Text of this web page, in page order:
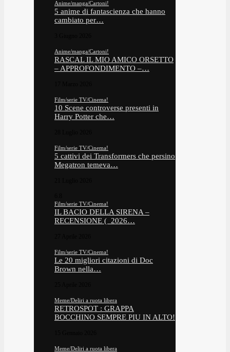
Anime/manga/Cartoni!
5 anime di fantascienza che hanno
cambiato per…
Anime/manga/Cartoni!
RASCAL IL MIO AMICO ORSETTO
– APPROFONDIMENTO –…
Film/serie TV/Cinema!
10 Scene controverse presenti in
Harry Potter che…
Film/serie TV/Cinema!
5 cattivi dei Transformers che persino
Megatron temeva…
Film/serie TV/Cinema!
IL BACIO DELLA SIRENA –
RECENSIONE ( 2026…
Film/serie TV/Cinema!
Le 20 migliori citazioni di Doc
Brown nella…
Meme/Deliri a ruota libera
RETROSPOT : GRAPPA
BOCCHINO SEMPRE PIU IN ALTO!
Meme/Deliri a ruota libera